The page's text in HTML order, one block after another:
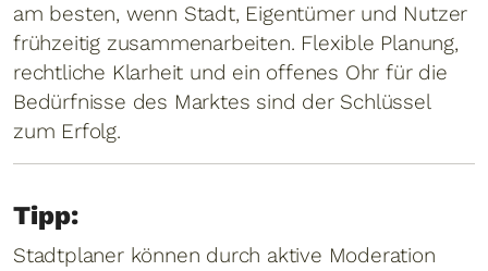
am besten, wenn Stadt, Eigentümer und Nutzer
frühzeitig zusammenarbeiten. Flexible Planung,
rechtliche Klarheit und ein offenes Ohr für die
Bedürfnisse des Marktes sind der Schlüssel
zum Erfolg.
Tipp:
Stadtplaner können durch aktive Moderation